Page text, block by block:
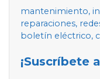
mantenimiento,
reparaciones,
boletín eléctrico,
¡Suscríbete